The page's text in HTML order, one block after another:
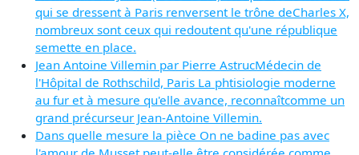
qui se dressent à Paris renversent le trône deCharles X,
nombreux sont ceux qui redoutent qu'une république
semette en place.
Jean Antoine Villemin par Pierre AstrucMédecin de
l'Hôpital de Rothschild, Paris La phtisiologie moderne
au fur et à mesure qu'elle avance, reconnaîtcomme un
grand précurseur Jean-Antoine Villemin.
Dans quelle mesure la pièce On ne badine pas avec